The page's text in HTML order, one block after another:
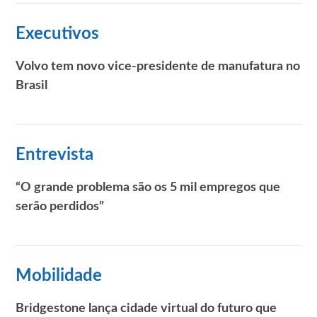
Executivos
Volvo tem novo vice-presidente de manufatura no
Brasil
Entrevista
“O grande problema são os 5 mil empregos que
serão perdidos”
Mobilidade
Bridgestone lança cidade virtual do futuro que